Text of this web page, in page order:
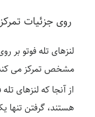
روی جزئیات
لنزهای تله فوتو
مشخص تمرکز می
از آنجا که لنزهای
هستند، گرفتن تنها